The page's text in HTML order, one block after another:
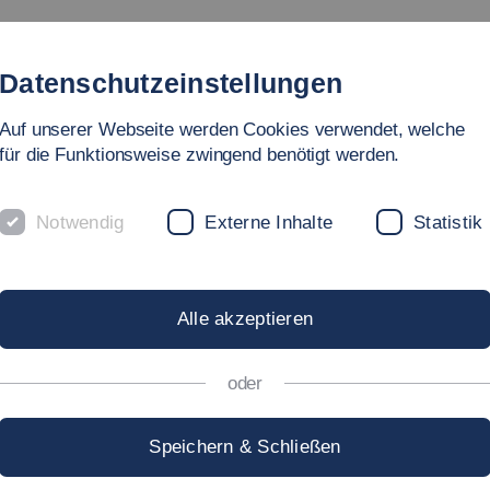
DR. RER. NAT.
Christian.Cseh[at]hs-esslingen.de
Datenschutzeinstellungen
Auf unserer Webseite werden Cookies verwendet, welche
für die Funktionsweise zwingend benötigt werden.
Notwendig Externe Inhalte Statistik
Alle akzeptieren
oder
Speichern & Schließen